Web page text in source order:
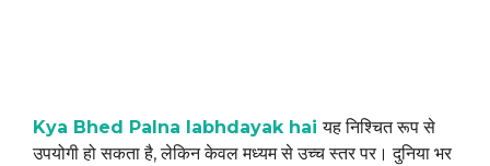
Kya Bhed Palna labhdayak hai यह निश्चित रूप से
उपयोगी हो सकता है, लेकिन केवल मध्यम से उच्च स्तर पर। दुनिया भर